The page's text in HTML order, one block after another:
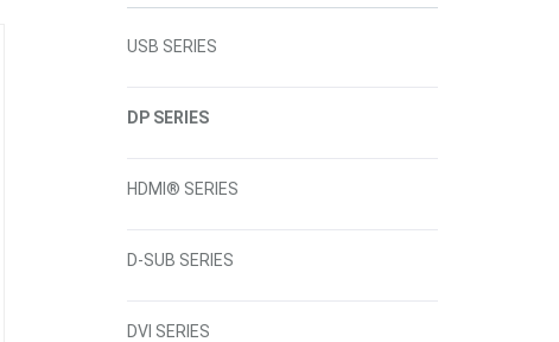
USB SERIES
DP SERIES
HDMI® SERIES
D-SUB SERIES
DVI SERIES